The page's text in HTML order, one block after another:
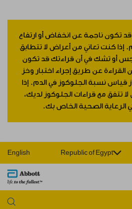
تكون ناجمة عن انخفاض أو ارتفاع
كنت تعاني من أعراض لا تتطابق
أو تشك في أن قراءتك قد تكون
عن طريق إجراء اختبار وخز
نسبة الجلوكوز في الدم. إذا
مع قراءات الجلوكوز لديك،
الصحية الخاص بك.
Republic of Egypt
English